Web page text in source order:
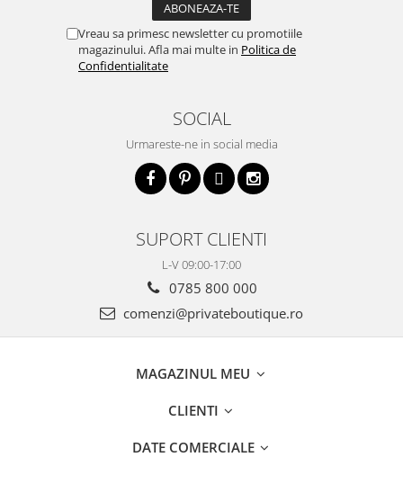
Vreau sa primesc newsletter cu promotiile
magazinului. Afla mai multe in Politica de
Confidentialitate
SOCIAL
Urmareste-ne in social media
SUPORT CLIENTI
L-V 09:00-17:00
0785 800 000
comenzi@privateboutique.ro
MAGAZINUL MEU
CLIENTI
DATE COMERCIALE